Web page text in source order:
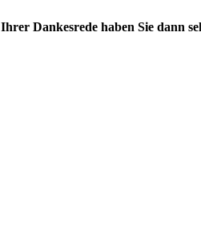
Dankesrede haben Sie dann